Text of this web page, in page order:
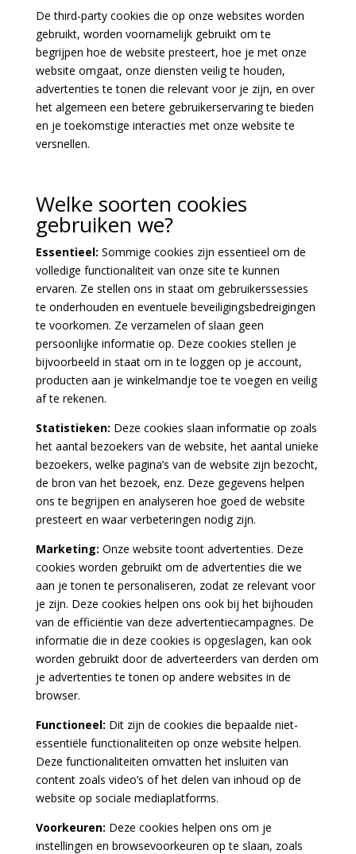
De third-party cookies die op onze websites worden
gebruikt, worden voornamelijk gebruikt om te
begrijpen hoe de website presteert, hoe je met onze
website omgaat, onze diensten veilig te houden,
advertenties te tonen die relevant voor je zijn, en over
het algemeen een betere gebruikerservaring te bieden
en je toekomstige interacties met onze website te
versnellen.
Welke soorten cookies
gebruiken we?
Essentieel: Sommige cookies zijn essentieel om de
volledige functionaliteit van onze site te kunnen
ervaren. Ze stellen ons in staat om gebruikerssessies
te onderhouden en eventuele beveiligingsbedreigingen
te voorkomen. Ze verzamelen of slaan geen
persoonlijke informatie op. Deze cookies stellen je
bijvoorbeeld in staat om in te loggen op je account,
producten aan je winkelmandje toe te voegen en veilig
af te rekenen.
Statistieken: Deze cookies slaan informatie op zoals
het aantal bezoekers van de website, het aantal unieke
bezoekers, welke pagina’s van de website zijn bezocht,
de bron van het bezoek, enz. Deze gegevens helpen
ons te begrijpen en analyseren hoe goed de website
presteert en waar verbeteringen nodig zijn.
Marketing: Onze website toont advertenties. Deze
cookies worden gebruikt om de advertenties die we
aan je tonen te personaliseren, zodat ze relevant voor
je zijn. Deze cookies helpen ons ook bij het bijhouden
van de efficiëntie van deze advertentiecampagnes. De
informatie die in deze cookies is opgeslagen, kan ook
worden gebruikt door de adverteerders van derden om
je advertenties te tonen op andere websites in de
browser.
Functioneel: Dit zijn de cookies die bepaalde niet-
essentiële functionaliteiten op onze website helpen.
Deze functionaliteiten omvatten het insluiten van
content zoals video’s of het delen van inhoud op de
website op sociale mediaplatforms.
Voorkeuren: Deze cookies helpen ons om je
instellingen en browsevoorkeuren op te slaan, zoals